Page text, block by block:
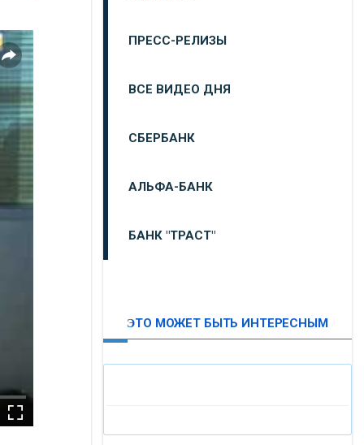
ПРЕСС-РЕЛИЗЫ
ВСЕ ВИДЕО ДНЯ
СБЕРБАНК
АЛЬФА-БАНК
БАНК "ТРАСТ"
ЭТО МОЖЕТ БЫТЬ ИНТЕРЕСНЫМ